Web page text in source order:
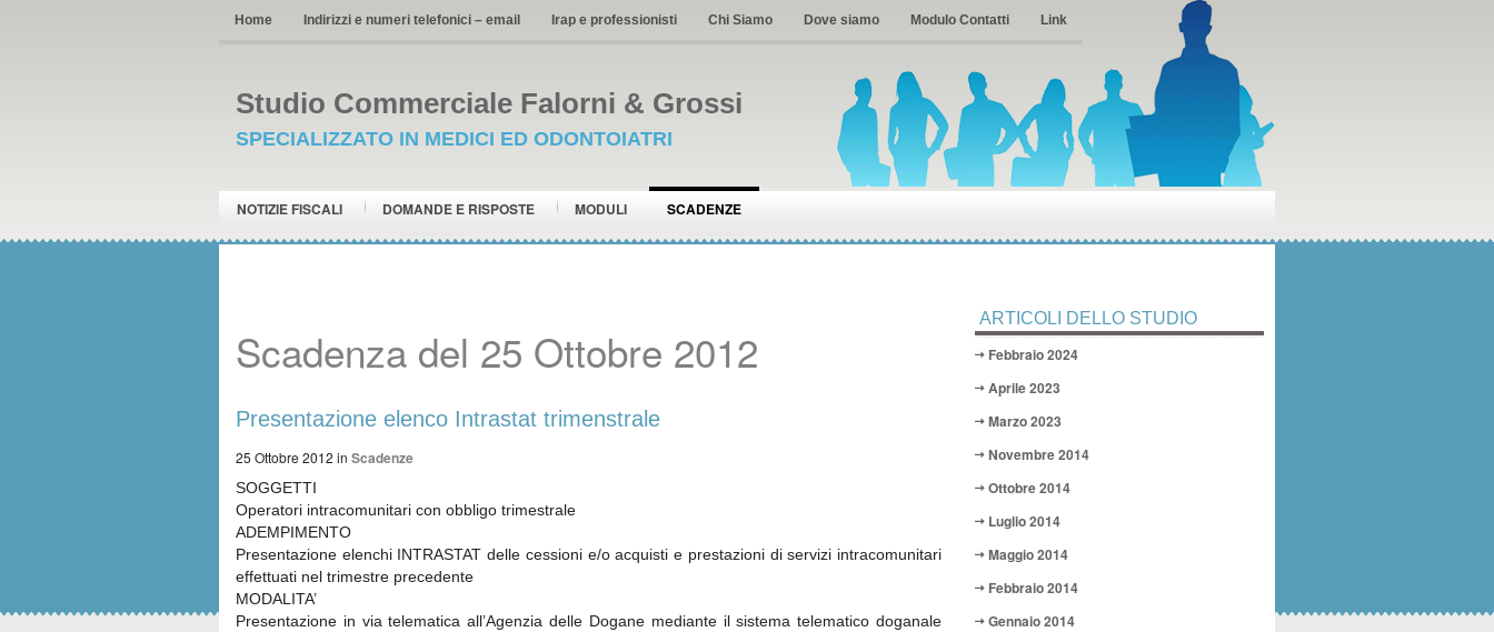
Home Indirizzi e numeri telefonici – email Irap e professionisti Chi Siamo Dove siamo Modulo Contatti Link
Studio Commerciale Falorni & Grossi
SPECIALIZZATO IN MEDICI ED ODONTOIATRI
NOTIZIE FISCALI DOMANDE E RISPOSTE MODULI SCADENZE
Scadenza del 25 Ottobre 2012
Presentazione elenco Intrastat trimenstrale
25 Ottobre 2012 in Scadenze
SOGGETTI
Operatori intracomunitari con obbligo trimestrale
ADEMPIMENTO
Presentazione elenchi INTRASTAT delle cessioni e/o acquisti e prestazioni di servizi intracomunitari
effettuati nel trimestre precedente
MODALITA’
Presentazione in via telematica all’Agenzia delle Dogane mediante il sistema telematico doganale
ARTICOLI DELLO STUDIO
Febbraio 2024
Aprile 2023
Marzo 2023
Novembre 2014
Ottobre 2014
Luglio 2014
Maggio 2014
Febbraio 2014
Gennaio 2014